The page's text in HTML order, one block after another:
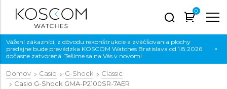
0
Vážení zákazníci, z dôvodu rekonštrukcie a zväčšovania plochy
predajne bude prevádzka KOSCOM Watches Bratislava od 1.8.2026
dočasne zatvorená. Tešíme sa na Vás v novom!
×
Domov Casio G-Shock
Classic
Casio G-Shock GMA-P2100SR-7AER